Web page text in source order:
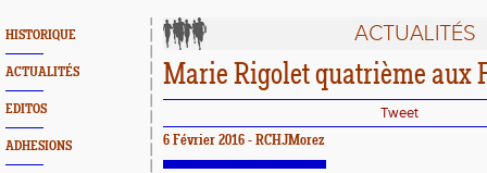
HISTORIQUE
ACTUALITÉS
EDITOS
ADHESIONS
ACTUALITÉS
Marie Rigolet quatrième aux
Tweet
6 Février 2016 - RCHJMorez